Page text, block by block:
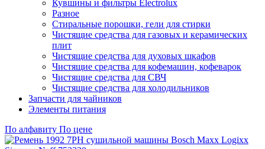
Кувшины и фильтры Electrolux
Разное
Стиральные порошки, гели для стирки
Чистящие средства для газовых и керамических
плит
Чистящие средства для духовых шкафов
Чистящие средства для кофемашин, кофеварок
Чистящие средства для СВЧ
Чистящие средства для холодильников
Запчасти для чайников
Элементы питания
По алфавиту По цене